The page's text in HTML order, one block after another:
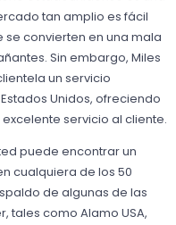
tan amplio es fácil
convierten en una mala
Sin embargo, Miles
un servicio
Unidos, ofreciendo
servicio al cliente.
puede encontrar un
cualquiera de los 50
de algunas de las
tales como Alamo USA,